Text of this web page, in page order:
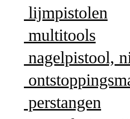
lijmpistolen
multitools
nagelpistool,
perstangen